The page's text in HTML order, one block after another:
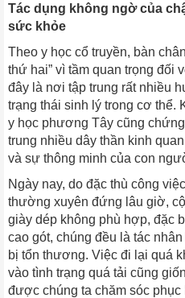
Tác dụng không ngờ của
sức khỏe
Theo y học cổ truyền, bàn
thứ hai” vì tầm quan trọng đối
đây là nơi tập trung rất nhiều
trạng thái sinh lý trong cơ thể.
y học phương Tây cũng
trung nhiều dây thần kinh
và sự thông minh của con
Ngày nay, do đặc thù công
thường xuyên đứng lâu giờ,
giày dép không phù hợp, đặc
cao gót, chúng đều là tác
bị tổn thương. Việc đi lại quá
vào tình trạng quá tải cũng
được chúng ta chăm sóc phục